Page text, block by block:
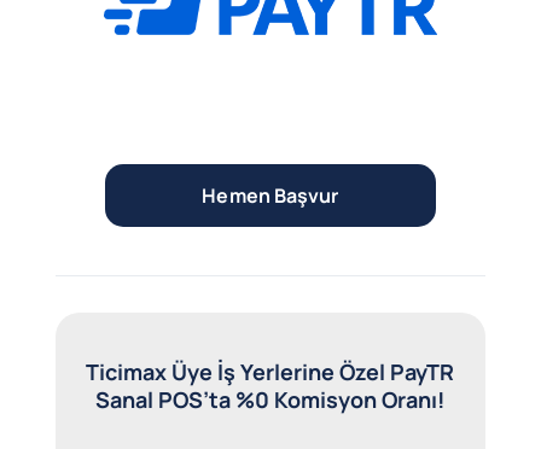
Hemen Başvur
Ticimax Üye İş Yerlerine Özel PayTR
Sanal POS’ta %0 Komisyon Oranı!